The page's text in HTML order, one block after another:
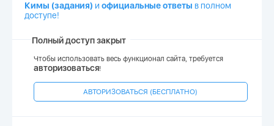
Кимы (задания) и официальные ответы в полном
доступе!
Полный доступ закрыт
Чтобы использовать весь функционал сайта, требуется
авторизоваться!
АВТОРИЗОВАТЬСЯ (БЕСПЛАТНО)